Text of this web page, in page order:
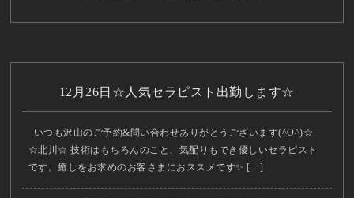
12月26日☆人気セラピスト出勤します☆
いつも沢山のご予約&問い合わせありがとうございます(^O^)☆
☆北川☆ 技術はもちろんのこと、気配りもでき優しいセラピスト
です。癒しをお求めのお客さまにおススメです✨ […]